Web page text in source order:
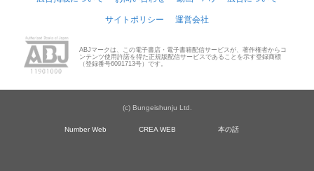
サイトポリシー 運営会社
ABJマークは、この電子書店・電子書籍配信サービスが、著作権者からコ
ンテンツ使用許諾を得た正規版配信サービスであることを示す登録商標
（登録番号6091713号）です。
(c) Bungeishunju Ltd.
Number Web CREA WEB 本の話